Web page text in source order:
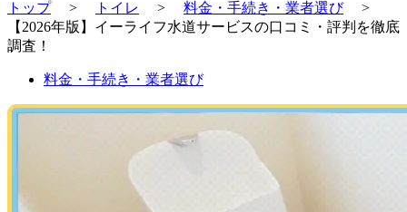
トップ> トイレ > 料金・手続き・業者選び>
【2026年版】イーライフ水道サービスの口コミ・評判を徹底
調査！
料金・手続き・業者選び